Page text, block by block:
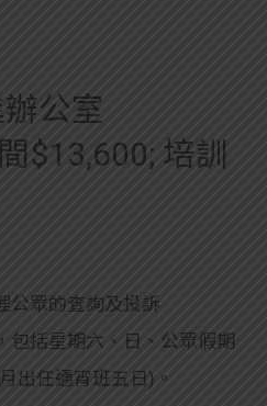
公室
$13,600; 培訓
公眾的查詢及投訴
包括星期六、日、公眾假期
出任通宵班五日)。